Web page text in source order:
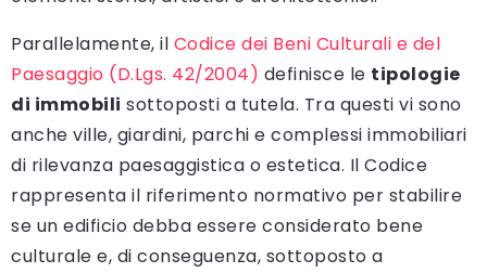
Parallelamente, il Codice dei Beni Culturali e del
Paesaggio (D.Lgs. 42/2004) definisce le tipologie
di immobili sottoposti a tutela. Tra questi vi sono
anche ville, giardini, parchi e complessi immobiliari
di rilevanza paesaggistica o estetica. Il Codice
rappresenta il riferimento normativo per stabilire
se un edificio debba essere considerato bene
culturale e, di conseguenza, sottoposto a